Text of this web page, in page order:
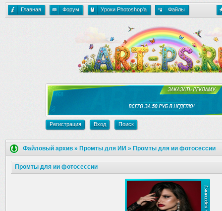
Главная Форум Уроки Photoshop'a Файлы
Регистрация Вход Поиск
Файловый архив » Промты для ИИ » Промты для ии фотосессии
Промты для ии фотосессии